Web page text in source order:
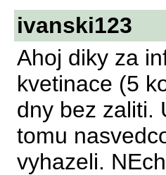
ivanski123
Ahoj diky za
kvetinace (5
dny bez zaliti.
tomu
vyhazeli.